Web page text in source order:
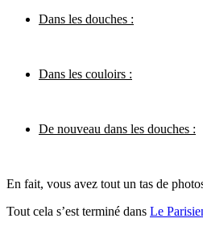
Dans les douches :
Dans les couloirs :
De nouveau dans les douches :
En fait, vous avez tout un tas de
Tout cela s’est terminé dans Le